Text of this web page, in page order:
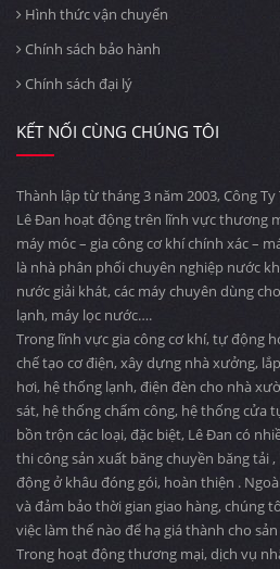
Hình thức vận chuyển
Chính sách bảo hành
Chính sách đại lý
KẾT NỐI CÙNG CHÚNG TÔI
Thành lập từ tháng 3 năm 2003, Công
Lê Đan hoạt động trên lĩnh vực thương
máy móc – gia công cơ khí chính xác –
là nhà phân phối chuyên nghiệp nước
nước giải khát, các máy chuyên dùng
lạnh, máy lọc nước….
Trong lĩnh vực gia công cơ khí, tự động
chế tạo cơ điện, xây dựng nhà xưởng,
hơi, hệ thống lạnh, điện đèn cho nhà
sát, hệ thống chấm công, hệ thống cửa
bồn trộn các loại, đặc biệt, Lê Đan có
thi công sản xuất băng chuyền băng tải
động ở khâu đóng gói, hoàn thiện .
và đảm bảo thời gian giao hàng, chúng
việc làm thế nào để hạ giá thành cho
Trong hoạt động thương mại, dịch vụ